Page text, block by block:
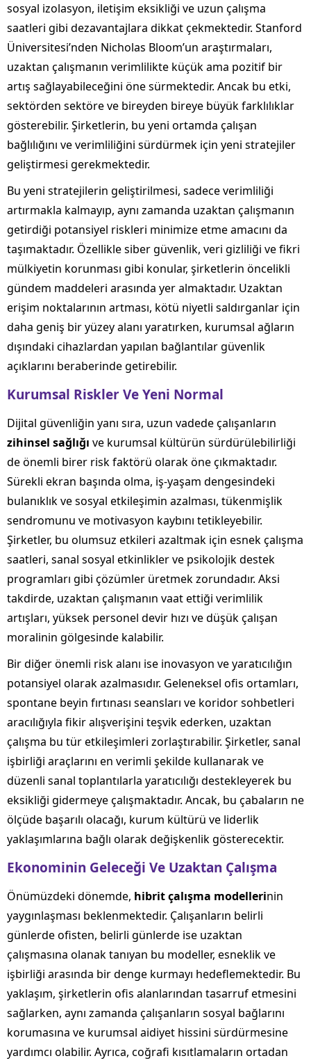
sosyal izolasyon, iletişim eksikliği ve uzun çalışma
saatleri gibi dezavantajlara dikkat çekmektedir. Stanford
Üniversitesi’nden Nicholas Bloom’un araştırmaları,
uzaktan çalışmanın verimlilikte küçük ama pozitif bir
artış sağlayabileceğini öne sürmektedir. Ancak bu etki,
sektörden sektöre ve bireyden bireye büyük farklılıklar
gösterebilir. Şirketlerin, bu yeni ortamda çalışan
bağlılığını ve verimliliğini sürdürmek için yeni stratejiler
geliştirmesi gerekmektedir.
Bu yeni stratejilerin geliştirilmesi, sadece verimliliği
artırmakla kalmayıp, aynı zamanda uzaktan çalışmanın
getirdiği potansiyel riskleri minimize etme amacını da
taşımaktadır. Özellikle siber güvenlik, veri gizliliği ve fikri
mülkiyetin korunması gibi konular, şirketlerin öncelikli
gündem maddeleri arasında yer almaktadır. Uzaktan
erişim noktalarının artması, kötü niyetli saldırganlar için
daha geniş bir yüzey alanı yaratırken, kurumsal ağların
dışındaki cihazlardan yapılan bağlantılar güvenlik
açıklarını beraberinde getirebilir.
Kurumsal Riskler Ve Yeni Normal
Dijital güvenliğin yanı sıra, uzun vadede çalışanların
zihinsel sağlığı ve kurumsal kültürün sürdürülebilirliği
de önemli birer risk faktörü olarak öne çıkmaktadır.
Sürekli ekran başında olma, iş-yaşam dengesindeki
bulanıklık ve sosyal etkileşimin azalması, tükenmişlik
sendromunu ve motivasyon kaybını tetikleyebilir.
Şirketler, bu olumsuz etkileri azaltmak için esnek çalışma
saatleri, sanal sosyal etkinlikler ve psikolojik destek
programları gibi çözümler üretmek zorundadır. Aksi
takdirde, uzaktan çalışmanın vaat ettiği verimlilik
artışları, yüksek personel devir hızı ve düşük çalışan
moralinin gölgesinde kalabilir.
Bir diğer önemli risk alanı ise inovasyon ve yaratıcılığın
potansiyel olarak azalmasıdır. Geleneksel ofis ortamları,
spontane beyin fırtınası seansları ve koridor sohbetleri
aracılığıyla fikir alışverişini teşvik ederken, uzaktan
çalışma bu tür etkileşimleri zorlaştırabilir. Şirketler, sanal
işbirliği araçlarını en verimli şekilde kullanarak ve
düzenli sanal toplantılarla yaratıcılığı destekleyerek bu
eksikliği gidermeye çalışmaktadır. Ancak, bu çabaların ne
ölçüde başarılı olacağı, kurum kültürü ve liderlik
yaklaşımlarına bağlı olarak değişkenlik gösterecektir.
Ekonominin Geleceği Ve Uzaktan Çalışma
Önümüzdeki dönemde, hibrit çalışma modellerinin
yaygınlaşması beklenmektedir. Çalışanların belirli
günlerde ofisten, belirli günlerde ise uzaktan
çalışmasına olanak tanıyan bu modeller, esneklik ve
işbirliği arasında bir denge kurmayı hedeflemektedir. Bu
yaklaşım, şirketlerin ofis alanlarından tasarruf etmesini
sağlarken, aynı zamanda çalışanların sosyal bağlarını
korumasına ve kurumsal aidiyet hissini sürdürmesine
yardımcı olabilir. Ayrıca, coğrafi kısıtlamaların ortadan